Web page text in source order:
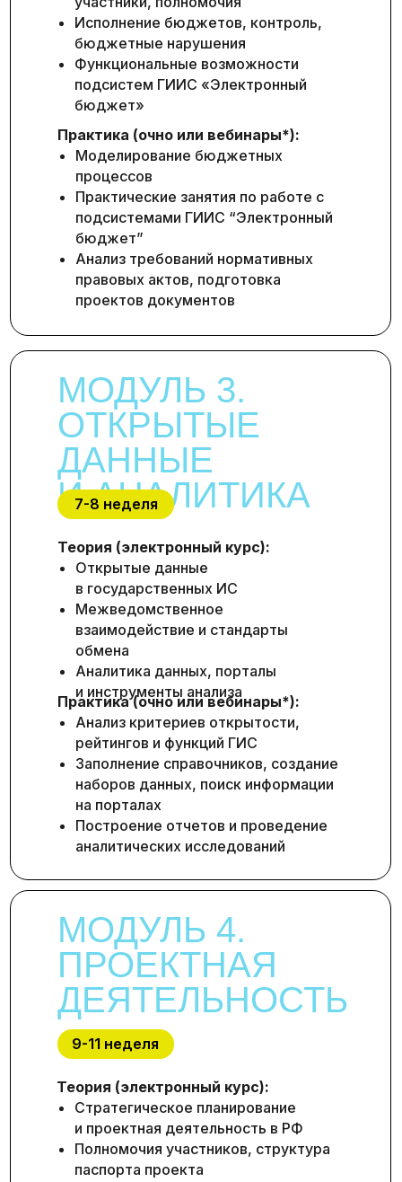
МОДУЛЬ 3.
ОТКРЫТЫЕ
ДАННЫЕ
И АНАЛИТИКА
7-8 неделя
Практика (очно или вебинары*):
Анализ критериев открытости,
рейтингов и функций ГИС
Заполнение справочников, создание
наборов данных, поиск информации
на порталах
Построение отчетов и проведение
аналитических исследований
Теория (электронный курс):
Открытые данные
в государственных ИС
Межведомственное
взаимодействие и стандарты
обмена
Аналитика данных, порталы
и инструменты анализа
МОДУЛЬ 4.
ПРОЕКТНАЯ
ДЕЯТЕЛЬНОСТЬ
9-11 неделя
Теория (электронный курс):
Стратегическое планирование
и проектная деятельность в РФ
Полномочия участников, структура
паспорта проекта
Практика (очно или вебинары*):
Моделирование бюджетных
процессов
Практические занятия по работе с
подсистемами ГИИС “Электронный
бюджет”
Анализ требований нормативных
правовых актов, подготовка
проектов документов
Исполнение бюджетов, контроль,
бюджетные нарушения
Функциональные возможности
подсистем ГИИС «Электронный
бюджет»